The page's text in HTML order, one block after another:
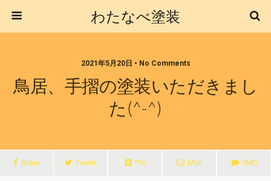
わたなべ塗装
2021年5月20日 • No Comments
鳥居、手摺の塗装いただきまし
た(^-^)
Share Tweet Pin Mail SMS